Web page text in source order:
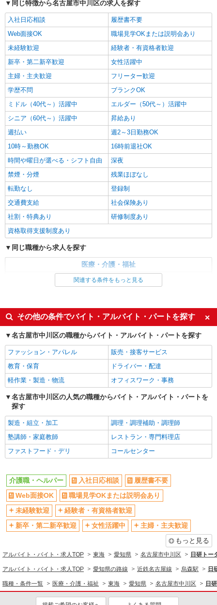
（株）ウィルオブ・ワークCW 名古屋支店/ms230101
時給1600円 ◆前払い・日払い・週払いOK
愛知県名古屋市中川区
キープ 詳細を見る
正社員
介護付有料老人ホーム ソラスト尾頭橋/2380000047-001
介護職員（ヘルパー）（役職なし）
月給230,650円〜241,210円（経験・能力等に
円）含む。※夜勤1回あたり5,210〜5,322円（深夜
割増＋夜勤手当）
愛知県名古屋市中川区尾頭橋3-15-13
キープ 詳細を見る
アルバイト
介護付有料老人ホーム ソラスト尾頭橋/2380000047-006
介護職員（ヘルパー）（役職なし）
キープ 詳細を見る
地域密着型デイサービス ソラスト尾頭橋/2380000044-017
時給1,280円〜1,310円（経験・能力等による）
キープ 詳細を見る
正社員
グループホーム やすらぎの里中野新町/2380000023-007
介護職員（ヘルパー）（施設兼務）
月給287,634円〜347,460円（経験・能力等に
80,260円）含む。※夜勤1回あたり7,739〜8,026円
（深夜割増＋夜勤2手当）、11,139〜11,426円（深
夜割増＋夜勤1手当）
愛知県名古屋市中川区中野新町3-51 バス停
「昭和橋」下車後、徒歩5分
キープ 詳細を見る
正社員
地域密着型デイサービス ソラスト尾頭橋/2380000044-019
介護職員（ヘルパー）（施設兼務）
月給231,200円〜257,200円（経験・能力等に
よる）
愛知県名古屋市中川区尾頭橋3-15-13
キープ 詳細を見る
派遣社員
（株）ウィルオブ・ワークCW 名古屋支店/ms230101
介護スタッフ
同じ特徴から名古屋市中川区の求人を探す
入社日応相談
履歴書不要
Web面接OK
職場見学OKまたは説明会あり
未経験歓迎
経験者・有資格者歓迎
新卒・第二新卒歓迎
女性活躍中
主婦・主夫歓迎
フリーター歓迎
学歴不問
ブランクOK
ミドル（40代～）活躍中
エルダー（50代～）活躍中
シニア（60代～）活躍中
昇給あり
週払い
週2～3日勤務OK
10時～勤務OK
16時前退社OK
時間や曜日が選べる・シフト自由
深夜
禁煙・分煙
残業ほぼなし
転勤なし
登録制
交通費支給
社会保険あり
社割・特典あり
研修制度あり
資格取得支援制度あり
同じ職種から求人を探す
医療・介護・福祉
未経験歓迎
ミドル（40代～）活躍中
週2～3日勤務OK
深夜
交通費支給
社会保険あり
関連する条件をもっと見る
その他の条件でバイト・アルバイト・パートを探す
名古屋市中川区の職種からバイト・アルバイト・パートを探す
ファッション・アパレル
販売・接客サービス
教育・保育
ドライバー・配達
軽作業・製造・物流
オフィスワーク・事務
名古屋市中川区の人気の職種からバイト・アルバイト・パートを
探す
製造・組立・加工
調理・調理補助・調理師
塾講師・家庭教師
レストラン・専門料理店
ファストフード・デリ
コールセンター
介護職・ヘルパー 入社日応相談
履歴書不要
Web面接OK
職場見学OKまたは説明会あり
未経験歓迎
経験者・有資格者歓迎
新卒・第二新卒歓迎
女性活躍中
主婦・主夫歓迎
もっと見る
アルバイト・バイト・求人TOP 東海 愛知県 名古屋市中川区 日研トー
アルバイト・バイト・求人TOP 愛知県の路線 近鉄名古屋線 烏森駅 日
職種・条件一覧 医療・介護・福祉 東海 愛知県 名古屋市中川区 日